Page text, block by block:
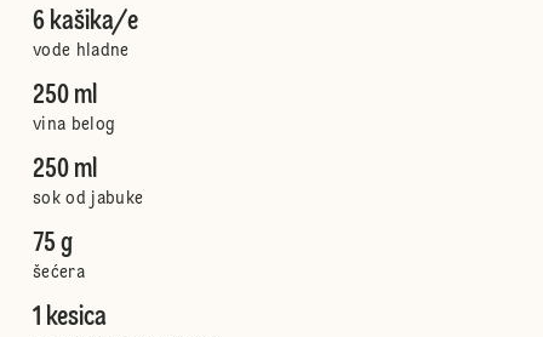
6 kašika/e
vode hladne
250 ml
vina belog
250 ml
sok od jabuke
75 g
šećera
1 kesica